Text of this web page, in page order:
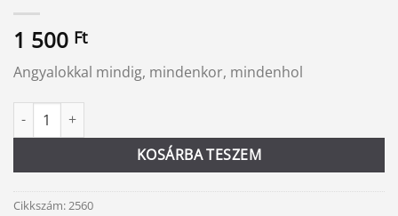
1 500 Ft
Angyalokkal mindig, mindenkor, mindenhol
Angyal figurás kulcstartó mennyiség
KOSÁRBA TESZEM
Alternative:
Cikkszám:2560